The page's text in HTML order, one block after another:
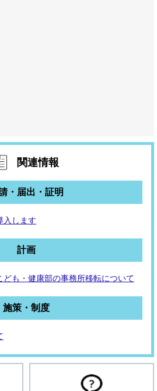
関連情報
・届出・証明
入します
計画
も・健康部の事務所移転について
施策・制度